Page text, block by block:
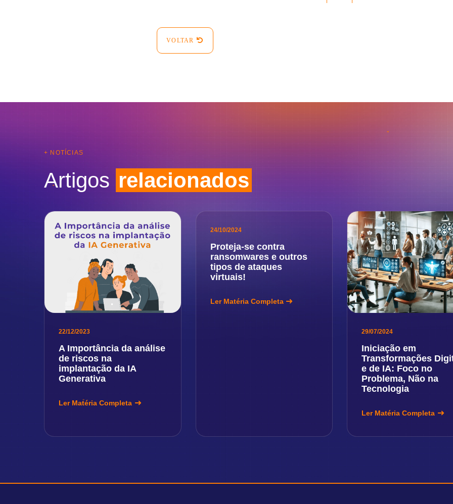
VOLTAR
+ NOTÍCIAS
Artigos relacionados
22/12/2023
A Importância da análise
de riscos na
implantação da IA
Generativa
Ler Matéria Completa
24/10/2024
Proteja-se contra
ransomwares e outros
tipos de ataques
virtuais!
Ler Matéria Completa
29/07/2024
Iniciação em
Transformações
e de IA: Foco no
Problema, Não na
Tecnologia
Ler Matéria Completa